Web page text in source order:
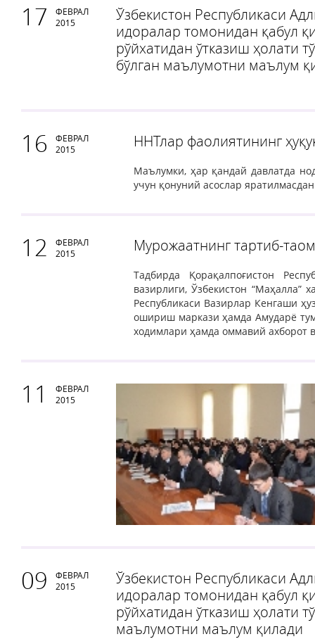
17
ФЕВРАЛ
2015
Ўзбекистон Республикаси
идоралар томонидан қабул
рўйхатидан ўтказиш ҳолати
бўлган маълумотни маълум
16
ФЕВРАЛ
2015
ННТлар фаолиятининг
Маълумки, ҳар қандай давлатда
учун қонуний асослар
12
ФЕВРАЛ
2015
Мурожаатнинг тартиб-
Тадбирда Қорақалпоғистон
вазирлиги, Ўзбекистон “Маҳалла”
Республикаси Вазирлар Кенгаши
ошириш маркази ҳамда Амударё
ходимлари ҳамда оммавий ахборот
11
ФЕВРАЛ
2015
09
ФЕВРАЛ
2015
Ўзбекистон Республикаси
идоралар томонидан қабул
рўйхатидан ўтказиш ҳолати
маълумотни маълум қилади